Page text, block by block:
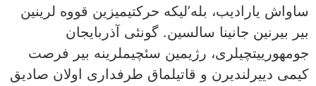
ساواش یارادیب، بله’لیکه حرکتیمیزین قووه لرینین
بیر بیرنین جانینا سالسین. گونئی آذربایجان
جومهورییتچیلری، رژیمین سئچیملرینه بیر فرصت
کیمی دییرلندیرن و قاتیلماق طرفداری اولان صادیق